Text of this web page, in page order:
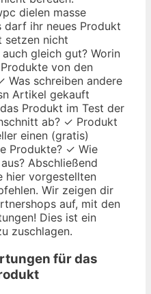
dielen masse
darf ihr neues Produkt
setzen nicht
gleich gut? Worin
von den
Was schreiben andere
Artikel gekauft
Produkt im Test der
ab? ✓ Produkt
einen (gratis)
Produkte? ✓ Wie
Abschließend
hier vorgestellten
Wir zeigen dir
auf, mit den
Dies ist ein
zuschlagen.
für das